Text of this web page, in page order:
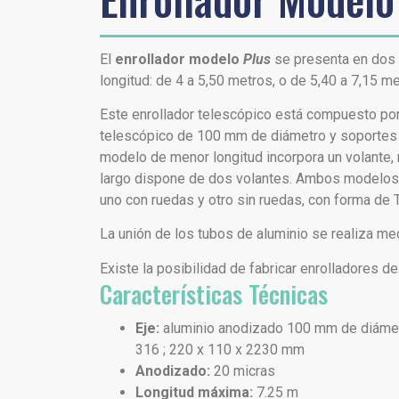
El enrollador modelo Plus se presenta en
longitud: de 4 a 5,50 metros, o de 5,40 a 7,15
Este enrollador telescópico está compuesto
telescópico de 100 mm de diámetro y
modelo de menor longitud incorpora un
largo dispone de dos volantes. Ambos
uno con ruedas y otro sin ruedas, con forma de
La unión de los tubos de aluminio se realiza
Existe la posibilidad de fabricar enrolladores
Características Técnicas
Eje: aluminio anodizado 100 mm de
316 ; 220 x 110 x 2230 mm
Anodizado: 20 micras
Longitud máxima: 7.25 m